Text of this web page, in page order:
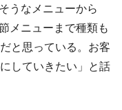
うなメニューから
メニューまで種類も
と思っている。お客
していきたい」と話